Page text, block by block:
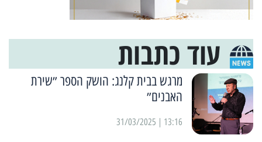
עוד כתבות
מרגש בבית קלנג: הושק הספר ״שירת
האבנים״
13:16 | 31/03/2025